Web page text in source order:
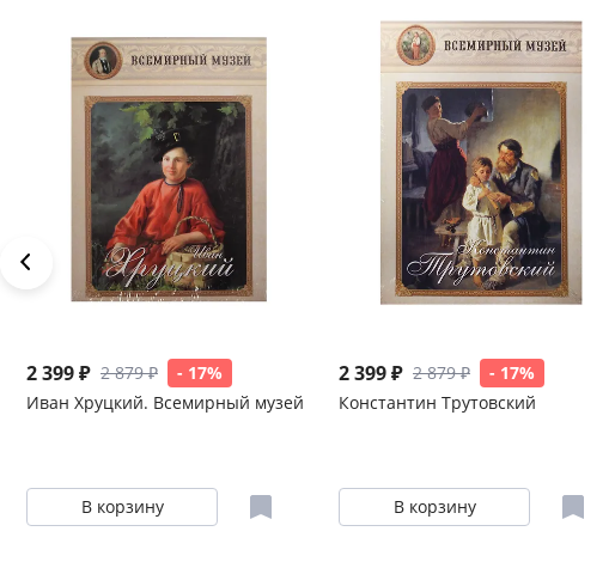
2 399 ₽ 2 879 ₽
- 17%
Иван Хруцкий. Всемирный музей
В корзину
2 399 ₽ 2 879 ₽
- 17%
Константин Трутовский
В корзину